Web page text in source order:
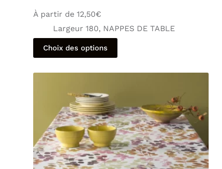
À partir de 12,50€
Largeur 180, NAPPES DE TABLE
Choix des options